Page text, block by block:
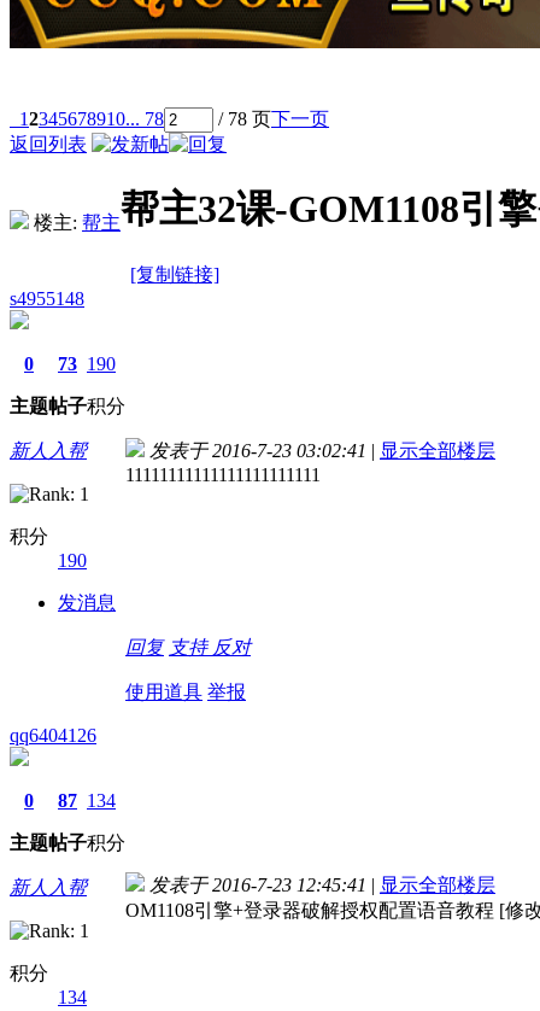
12345678910... 78 / 78 页下一页
返回列表
楼主: 帮主帮主32课-GOM1108引
[复制链接]
s4955148
0
主题
73
帖子
190
积分
新人入帮
积分
190
发消息
发表于 2016-7-23 03:02:41 | 显示全部楼层
11111111111111111111111
回复 支持 反对
使用道具 举报
qq6404126
0
主题
87
帖子
134
积分
新人入帮
积分
134
发表于 2016-7-23 12:45:41 | 显示全部楼层
OM1108引擎+登录器破解授权配置语音教程 [修